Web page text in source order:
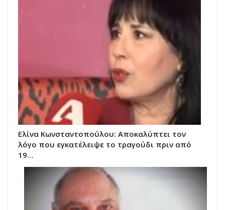
Ελίνα Κωνσταντοπούλου: Αποκαλύπτει τον
λόγο που εγκατέλειψε το τραγούδι πριν από
19…